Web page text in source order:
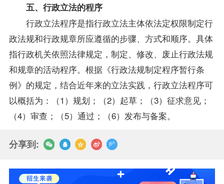
五、行政立法的程序
行政立法程序是指行政立法主体依法定权限制定行
政法规和行政规章所应遵循的步骤、方式和顺序。具体
指行政机关依照法律规定，制定、修改、废止行政法规
和规章的活动程序。根据《行政法规制定程序暂行条
例》的规定，结合近年来的立法实践，行政立法程序可
以概括为：（1）规划；（2）起草；（3）征求意见；
（4）审查；（5）通过；（6）发布与备案。
分享到: